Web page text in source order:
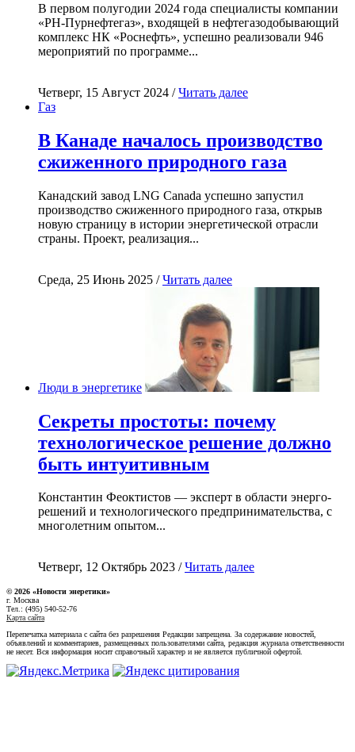
В первом полугодии 2024 года специалисты компании
«РН-Пурнефтегаз», входящей в нефтегазодобывающий
комплекс НК «Роснефть», успешно реализовали 946
мероприятий по программе...
Четверг, 15 Август 2024 /Читать далее
Газ
В Канаде началось производство
сжиженного природного газа
Канадский завод LNG Canada успешно запустил
производство сжиженного природного газа, открыв
новую страницу в истории энергетической отрасли
страны. Проект, реализация...
Среда, 25 Июнь 2025 /Читать далее
Люди в энергетике
Секреты простоты: почему
технологическое решение должно
быть интуитивным
Константин Феоктистов — эксперт в области энерго-
решений и технологического предпринимательства, с
многолетним опытом...
Четверг, 12 Октябрь 2023 /Читать далее
© 2026 «Новости энеретики»
г. Москва
Тел.: (495) 540-52-76
Карта сайта
Перепечатка материала с сайта без разрешения Редакции запрещена. За содержание новостей,
объявлений и комментариев, размещенных пользователями сайта, редакция журнала ответственности
не несет. Вся информация носит справочный характер и не является публичной офертой.